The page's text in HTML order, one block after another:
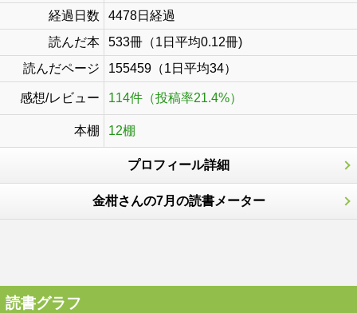
経過日数
4478日経過
読んだ本
533冊（1日平均0.12冊)
読んだページ
155459（1日平均34）
感想/レビュー 114件（投稿率21.4%）
本棚 12棚
プロフィール詳細
金柑さんの7月の読書メーター
読書グラフ